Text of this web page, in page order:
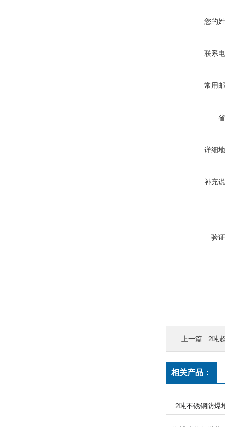
您的
联系
常用
详细
补充
验
上一篇 : 2吨
相关产品：
2吨不锈钢防爆